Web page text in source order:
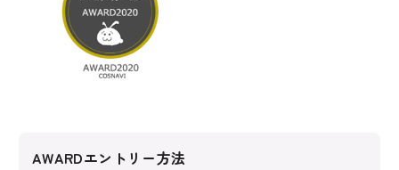
AWARDエントリー方法